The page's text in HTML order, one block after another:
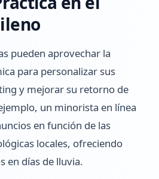
pueden aprovechar la
para personalizar sus
y mejorar su retorno de
un minorista en línea
en función de las
locales, ofreciendo
en días de lluvia.